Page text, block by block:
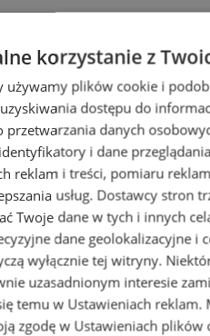
korzystanie z
używamy plików cookie i
dostępu do
przetwarzania danych
i dane
reklam i treści, pomiaru
usług. Dostawcy stron
Twoje dane w tych i innych
dane geolokalizacyjne i
wyłącznie tej witryny.
uzasadnionym interesie
temu w Ustawieniach reklam.
zgodę w Ustawieniach plików